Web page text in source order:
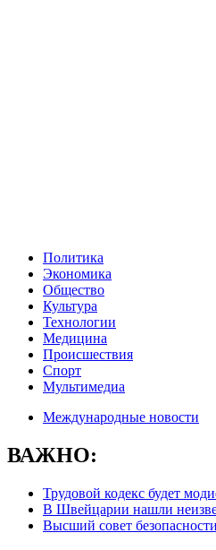
Политика
Экономика
Общество
Культура
Технологии
Медицина
Происшествия
Спорт
Мультимедиа
Международные новости
ВАЖНО:
Трудовой кодекс будет
В Швейцарии нашли
Высший совет